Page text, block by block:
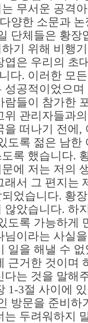
무서운 공격
양한 소문과
단체들은 황장
기 위해 비행
엽은 우리의 초
다. 이러한 모
성공적이었으
람들이 참가한
위 관리자들과
을 떠나기 전에,
도록 젊은 남한
록 했습니다.
에 저는 저의
래서 그 편지는
었습니다. 황
않았습니다. 하
도록 가능하게
님이라는 사실
일을 해낼 수
근거한 것이며
다는 것을 말해
1-3절 사이에
방문을 준비하
는 두려워하지